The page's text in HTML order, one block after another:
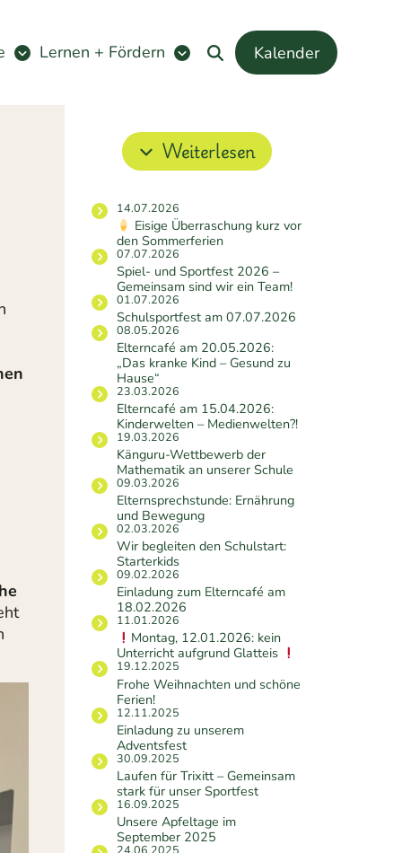
Lernen + Fördern Kalender
Weiterlesen
14.07.2026
Eisige Überraschung kurz vor
den Sommerferien
07.07.2026
Spiel- und Sportfest 2026 –
Gemeinsam sind wir ein Team!
01.07.2026
Schulsportfest am 07.07.2026
08.05.2026
Elterncafé am 20.05.2026:
„Das kranke Kind – Gesund zu
Hause“
23.03.2026
Elterncafé am 15.04.2026:
Kinderwelten – Medienwelten?!
19.03.2026
Känguru-Wettbewerb der
Mathematik an unserer Schule
09.03.2026
Elternsprechstunde: Ernährung
und Bewegung
02.03.2026
Wir begleiten den Schulstart:
Starterkids
09.02.2026
Einladung zum Elterncafé am
18.02.2026
11.01.2026
Montag, 12.01.2026: kein
Unterricht aufgrund Glatteis
19.12.2025
Frohe Weihnachten und schöne
Ferien!
12.11.2025
Einladung zu unserem
Adventsfest
30.09.2025
Laufen für Trixitt – Gemeinsam
stark für unser Sportfest
16.09.2025
Unsere Apfeltage im
September 2025
24.06.2025